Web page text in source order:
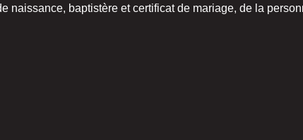
naissance, baptistère et certificat de mariage, de la